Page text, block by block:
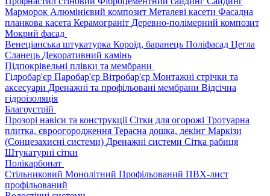
Марморок Алюмінієвий композит Металеві касети Фасадна
планкова касета Керамограніт Деревно-полімерний композит
Мокрий фасад
Венеціанська штукатурка Короїд, баранець Поліфасад Цегла
Сланець Декоративний камінь
Підпокрівельні плівки та мембрани
Гідробар'єр Паробар'єр Вітробар'єр Монтажні стрічки та
аксесуари Дренажні та профільовані мембрани Відсічна
гідроізоляція
Благоустрій
Прозорі навіси та конструкціїСітки для огорожі Тротуарна
плитка, євроогородження Терасна дошка, декінг Маркізи
(Сонцезахисні системи) Дренажні системи Сітка рабиця
Штукатурні сітки
Полікарбонат
Стільниковий Монолітний Профільований ПВХ-лист
профільований